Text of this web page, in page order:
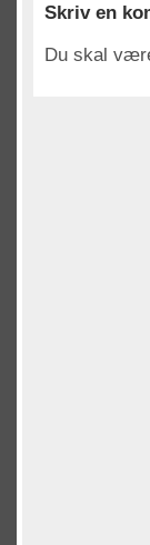
Skriv en
Du skal